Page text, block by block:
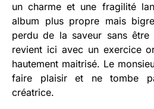
un charme et une fragilité
album plus propre mais
perdu de la saveur sans être
revient ici avec un exercice
hautement maitrisé. Le
faire plaisir et ne tombe
créatrice.